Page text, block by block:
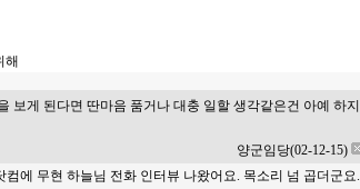
해
보게 된다면 딴마음 품거나 대충 일할 생각같은건 아예 하지
양군임당(02-12-15)
에 무현 하늘님 전화 인터뷰 나왔어요. 목소리 넘 곱더군요.